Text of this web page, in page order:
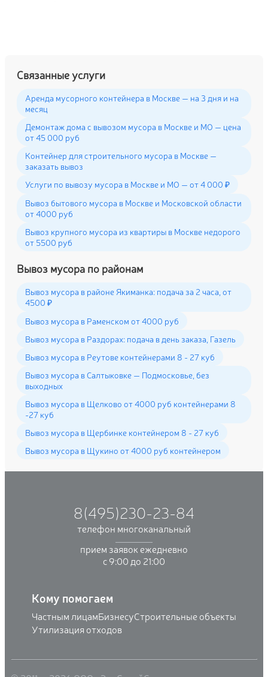
Связанные услуги
Аренда мусорного контейнера в Москве — на 3 дня и на
месяц
Демонтаж дома с вывозом мусора в Москве и МО — цена
от 45 000 руб
Контейнер для строительного мусора в Москве —
заказать вывоз
Услуги по вывозу мусора в Москве и МО — от 4 000 ₽
Вывоз бытового мусора в Москве и Московской области
от 4000 руб
Вывоз крупного мусора из квартиры в Москве недорого
от 5500 руб
Вывоз мусора по районам
Вывоз мусора в районе Якиманка: подача за 2 часа, от
4500 ₽
Вывоз мусора в Раменском от 4000 руб
Вывоз мусора в Раздорах: подача в день заказа, Газель
Вывоз мусора в Реутове контейнерами 8 - 27 куб
Вывоз мусора в Салтыковке — Подмосковье, без
выходных
Вывоз мусора в Щелково от 4000 руб контейнерами 8
-27 куб
Вывоз мусора в Щербинке контейнером 8 - 27 куб
Вывоз мусора в Щукино от 4000 руб контейнером
8(495)230-23-84
телефон многоканальный
прием заявок ежедневно
с 9:00 до 21:00
Кому помогаем
Частным лицамБизнесуСтроительные объекты
Утилизация отходов